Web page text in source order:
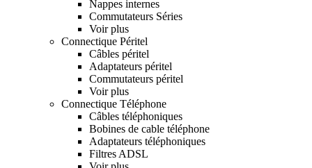
Nappes internes
Commutateurs Séries
Voir plus
Connectique Péritel
Câbles péritel
Adaptateurs péritel
Commutateurs péritel
Voir plus
Connectique Téléphone
Câbles téléphoniques
Bobines de cable téléphone
Adaptateurs téléphoniques
Filtres ADSL